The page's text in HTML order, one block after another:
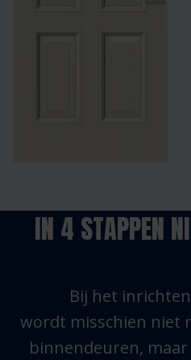
IN 4 STAPPEN
Bij het
wordt misschien niet
binnendeuren,